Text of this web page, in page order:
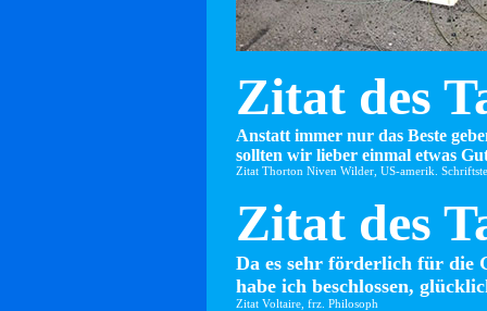
Zitat des
Anstatt immer nur das Beste
sollten wir lieber einmal etwas
Zitat Thorton Niven Wilder, US-amerik.
Zitat des
Da es sehr förderlich für die
habe ich beschlossen,
Zitat Voltaire, frz. Philosoph